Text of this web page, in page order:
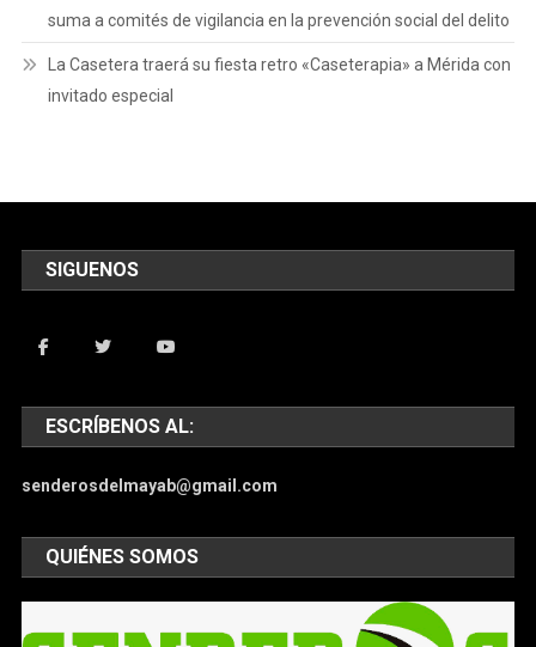
suma a comités de vigilancia en la prevención social del delito
La Casetera traerá su fiesta retro «Caseterapia» a Mérida con
invitado especial
SIGUENOS
ESCRÍBENOS AL:
senderosdelmayab@gmail.com
QUIÉNES SOMOS